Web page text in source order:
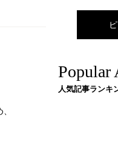
Popular
人気記事ランキ